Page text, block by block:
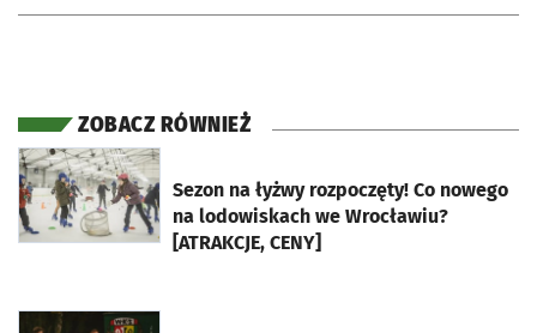
ZOBACZ RÓWNIEŻ
Sezon na łyżwy rozpoczęty! Co nowego
na lodowiskach we Wrocławiu?
[ATRAKCJE, CENY]
otworzy się w nowej karcie
otworzy się w nowej karcie